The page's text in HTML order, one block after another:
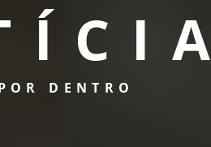
DENTRO